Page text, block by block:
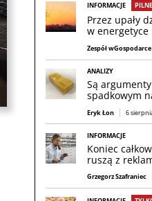
INFORMACJE PILNE
Przez upały
w energetyce
Zespół wGospodarce
ANALIZY
Są
spadkowym
Eryk Łon 6
INFORMACJE
Koniec
ruszą z
Grzegorz Szafraniec